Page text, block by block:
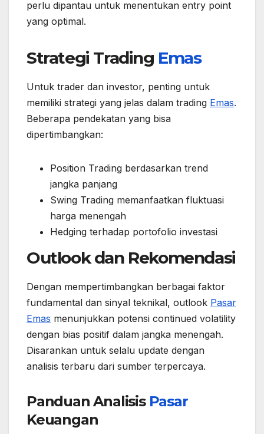
perlu dipantau untuk menentukan entry point
yang optimal.
Strategi Trading Emas
Untuk trader dan investor, penting untuk
memiliki strategi yang jelas dalam trading Emas.
Beberapa pendekatan yang bisa
dipertimbangkan:
Position Trading berdasarkan trend
jangka panjang
Swing Trading memanfaatkan fluktuasi
harga menengah
Hedging terhadap portofolio investasi
Outlook dan Rekomendasi
Dengan mempertimbangkan berbagai faktor
fundamental dan sinyal teknikal, outlook Pasar
Emas menunjukkan potensi continued volatility
dengan bias positif dalam jangka menengah.
Disarankan untuk selalu update dengan
analisis terbaru dari sumber terpercaya.
Panduan Analisis Pasar
Keuangan